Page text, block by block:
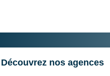
Découvrez nos agences